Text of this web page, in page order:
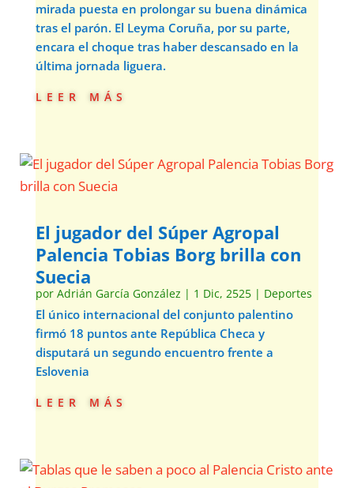
mirada puesta en prolongar su buena dinámica
tras el parón. El Leyma Coruña, por su parte,
encara el choque tras haber descansado en la
última jornada liguera.
leer más
El jugador del Súper Agropal
Palencia Tobias Borg brilla con
Suecia
por Adrián García González | 1 Dic, 2525| Deportes
El único internacional del conjunto palentino
firmó 18 puntos ante República Checa y
disputará un segundo encuentro frente a
Eslovenia
leer más